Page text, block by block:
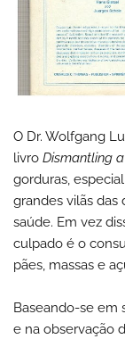
O Dr. Wolfgang
livro Dismantling
gorduras,
grandes vilãs das
saúde. Em vez
culpado é o
pães, massas e
Baseando-se em
e na observação